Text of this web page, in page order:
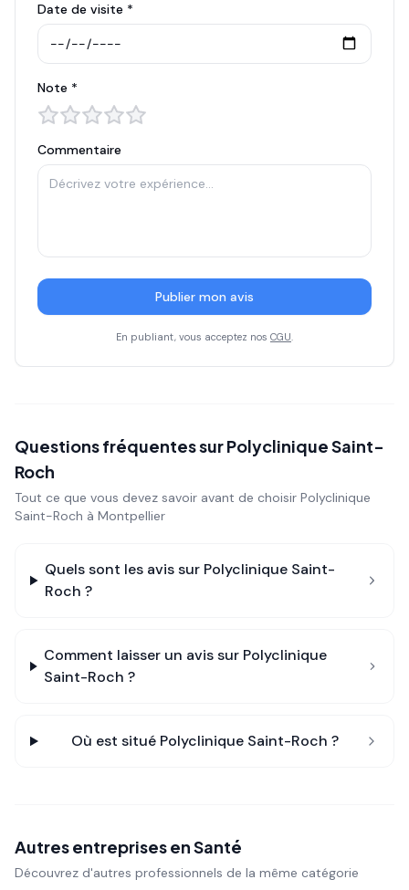
Date de visite *
Note *
Commentaire
Publier mon avis
En publiant, vous acceptez nos CGU.
Questions fréquentes surPolyclinique Saint-
Roch
Tout ce que vous devez savoir avant de choisir Polyclinique
Saint-Roch à Montpellier
Quels sont les avis sur Polyclinique Saint-
Roch ?
Comment laisser un avis sur Polyclinique
Saint-Roch ?
Où est situé Polyclinique Saint-Roch ?
Autres entreprises enSanté
Découvrez d'autres professionnels de la même catégorie